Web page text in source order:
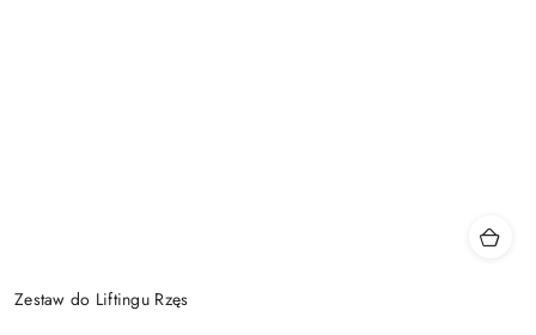
Zestaw do Liftingu Rzęs